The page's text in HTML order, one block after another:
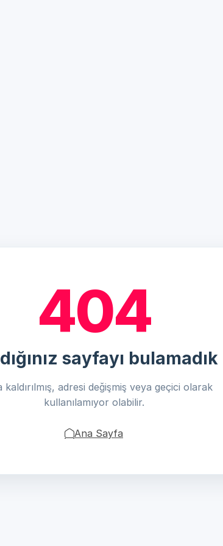
404
sayfayı bulamadık
kaldırılmış, adresi değişmiş veya geçici olarak
kullanılamıyor olabilir.
Ana Sayfa